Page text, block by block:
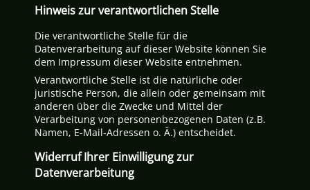
Hinweis zur verantwortlichen Stelle
Die verantwortliche Stelle für die
Datenverarbeitung auf dieser Website können Sie
dem Impressum dieser Website entnehmen.
Verantwortliche Stelle ist die natürliche oder
juristische Person, die allein oder gemeinsam mit
anderen über die Zwecke und Mittel der
Verarbeitung von personenbezogenen Daten (z.B.
Namen, E-Mail-Adressen o. Ä.) entscheidet.
Widerruf Ihrer Einwilligung zur
Datenverarbeitung